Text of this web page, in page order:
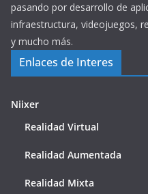
pasando por desarrollo de
infraestructura, videojuegos,
y mucho más.
Enlaces de Interes
Niixer
Realidad Virtual
Realidad Aumentada
Realidad Mixta